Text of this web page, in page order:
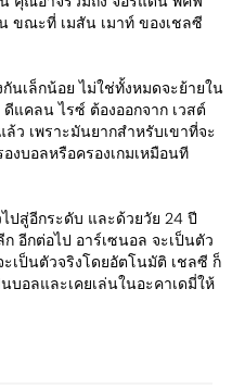
ขณะที่ เมสัน เมาท์ ของเชลซี
เล็กน้อย ไม่ใช่ทั้งหมดจะย้ายใน
แคลน ไรซ์ ต้องออกจาก เวสต์
ว เพราะมันยากสำหรับเขาที่จะ
บอลหรือครองเกมเหมือนที
ปสู่อีกระดับ และด้วยวัย 24 ปี
อีกต่อไป อาร์เซนอล จะเป็นตัว
เป็นตัวจริงโดยอัตโนมัติ เชลซี ก็
บอลและเคยเล่นในอะคาเดมี่ให้